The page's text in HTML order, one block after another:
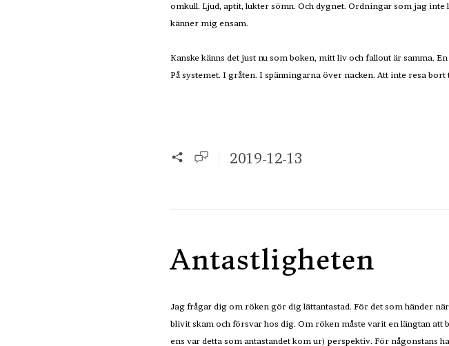
omkull. Ljud, aptit, lukter sömn. Och dygnet. Ordningar som jag
känner mig ensam.
Kanske känns det just nu som boken, mitt liv och fallout är samma.
På systemet. I gråten. I spänningarna över nacken. Att inte resa
2019-12-13
Antastligheten
Jag frågar dig om röken gör dig lättantastad. För det som händer
blivit skam och försvar hos dig. Om röken måste varit en längtan
ens var detta som antastandet kom ur) perspektiv. För någonstans